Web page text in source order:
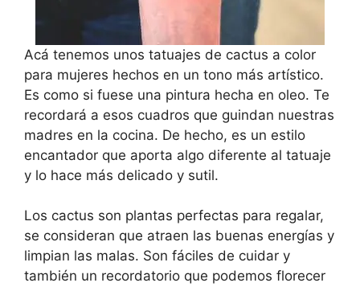
Acá tenemos unos tatuajes de cactus a color
para mujeres hechos en un tono más artístico.
Es como si fuese una pintura hecha en oleo. Te
recordará a esos cuadros que guindan nuestras
madres en la cocina. De hecho, es un estilo
encantador que aporta algo diferente al tatuaje
y lo hace más delicado y sutil.
Los cactus son plantas perfectas para regalar,
se consideran que atraen las buenas energías y
limpian las malas. Son fáciles de cuidar y
también un recordatorio que podemos florecer